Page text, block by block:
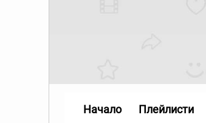
Начало Плейлисти